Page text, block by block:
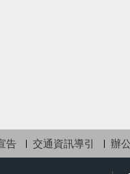
告 交通資訊導引 辦